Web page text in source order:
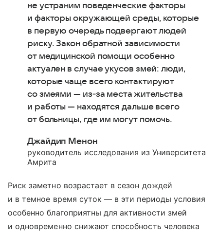
не устраним поведенческие факторы
и факторы окружающей среды, которые
в первую очередь подвергают людей
риску. Закон обратной зависимости
от медицинской помощи особенно
актуален в случае укусов змей: люди,
которые чаще всего контактируют
со змеями — из‑за места жительства
и работы — находятся дальше всего
от больницы, где им могут помочь.
Джайдип Менон
руководитель исследования из Университета
Амрита
Риск заметно возрастает в сезон дождей
и в темное время суток — в эти периоды условия
особенно благоприятны для активности змей
и одновременно снижают способность человека